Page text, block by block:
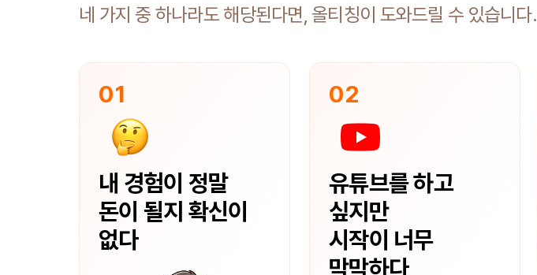
네 가지 중 하나라도 해당된다면, 올티칭이 도와드릴 수 있습니다.
01
내 경험이 정말
돈이 될지 확신이
없다
02
유튜브를 하고
싶지만
시작이 너무
막막하다